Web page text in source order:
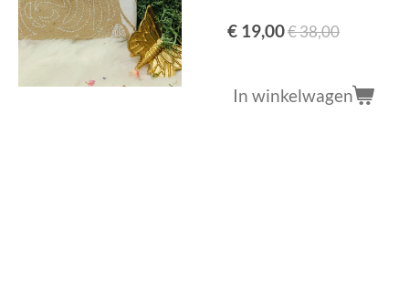
€ 19,00€ 38,00
In winkelwagen